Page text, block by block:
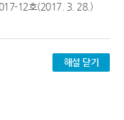
12호(2017. 3. 28.)
해설 닫기